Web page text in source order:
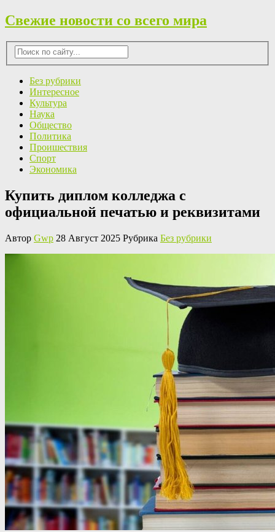
Свежие новости со всего мира
Без рубрики
Интересное
Культура
Наука
Общество
Политика
Проишествия
Спорт
Экономика
Купить диплом колледжа с
официальной печатью и реквизитами
Автор Gwp 28 Август 2025 Рубрика Без рубрики